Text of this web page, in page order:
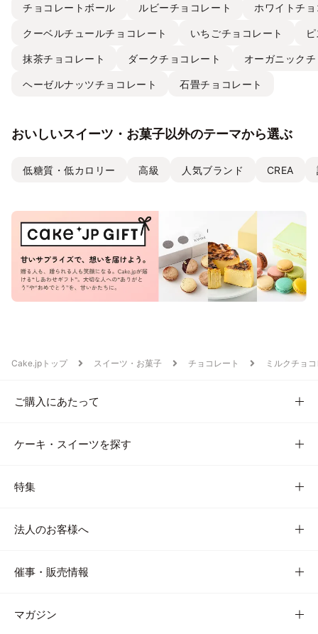
チョコレートボール ルビーチョコレート ホワイトチ
クーベルチュールチョコレート いちごチョコレート
抹茶チョコレート ダークチョコレート オーガニック
ヘーゼルナッツチョコレート 石畳チョコレート
おいしいスイーツ・お菓子以外のテーマから選ぶ
低糖質・低カロリー 高級 人気ブランド CREA
Cake.jpトップ スイーツ・お菓子 チョコレート ミルクチョ
ご購入にあたって
ケーキ・スイーツを探す
特集
法人のお客様へ
催事・販売情報
マガジン